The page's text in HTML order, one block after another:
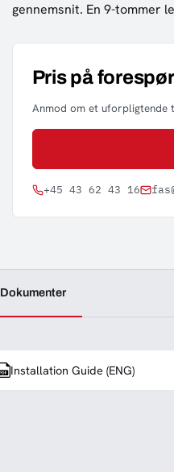
gennemsnit. En 9-tommer
Pris på
Anmod om et uforpligtende
+45 43 62 43 16
Dokumenter
Installation Guide (ENG)